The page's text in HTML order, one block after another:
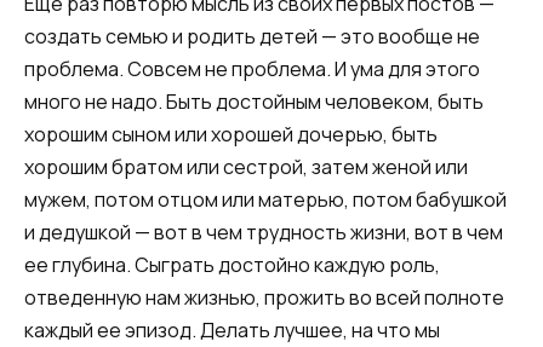
создать семью и родить детей — это вообще не
проблема. Совсем не проблема. И ума для этого
много не надо. Быть достойным человеком, быть
хорошим сыном или хорошей дочерью, быть
хорошим братом или сестрой, затем женой или
мужем, потом отцом или матерью, потом бабушкой
и дедушкой — вот в чем трудность жизни, вот в чем
ее глубина. Сыграть достойно каждую роль,
отведенную нам жизнью, прожить во всей полноте
каждый ее эпизод. Делать лучшее, на что мы